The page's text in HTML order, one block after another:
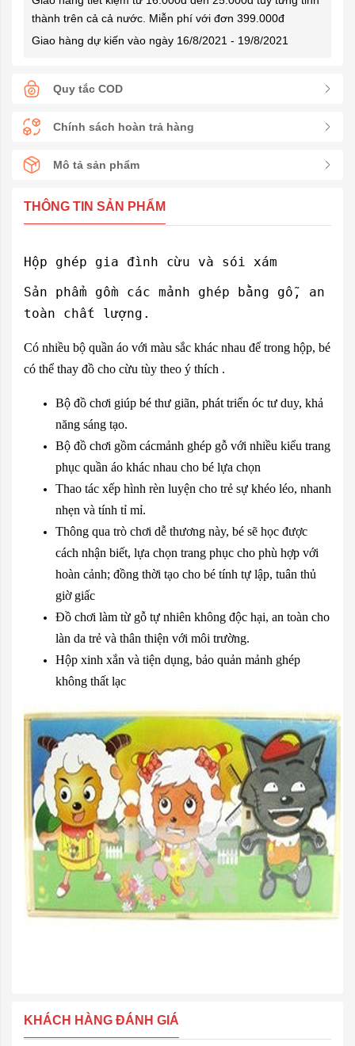
thành trên cả cả nước. Miễn phí với đơn 399.000đ
Giao hàng dự kiến vào ngày 16/8/2021 - 19/8/2021
Quy tắc COD
Chính sách hoàn trả hàng
Mô tả sản phẩm
THÔNG TIN SẢN PHẨM
Hộp ghép gia đình cừu và sói xám
Sản phẩm gồm các mảnh ghép bằng gỗ, an
toàn chất lượng.
Có nhiều bộ quần áo với màu sắc khác nhau để trong hộp, bé
có thể thay đồ cho cừu tùy theo ý thích .
Bộ đồ chơi giúp bé thư giãn, phát triển óc tư duy, khả
năng sáng tạo.
Bộ đồ chơi gồm cácmảnh ghép gỗ với nhiều kiểu trang
phục quần áo khác nhau cho bé lựa chọn
Thao tác xếp hình rèn luyện cho trẻ sự khéo léo, nhanh
nhẹn và tính tỉ mỉ.
Thông qua trò chơi dễ thương này, bé sẽ học được
cách nhận biết, lựa chọn trang phục cho phù hợp với
hoàn cảnh; đồng thời tạo cho bé tính tự lập, tuân thủ
giờ giấc
Đồ chơi làm từ gỗ tự nhiên không độc hại, an toàn cho
làn da trẻ và thân thiện với môi trường.
Hộp xinh xắn và tiện dụng, bảo quản mảnh ghép
không thất lạc
KHÁCH HÀNG ĐÁNH GIÁ